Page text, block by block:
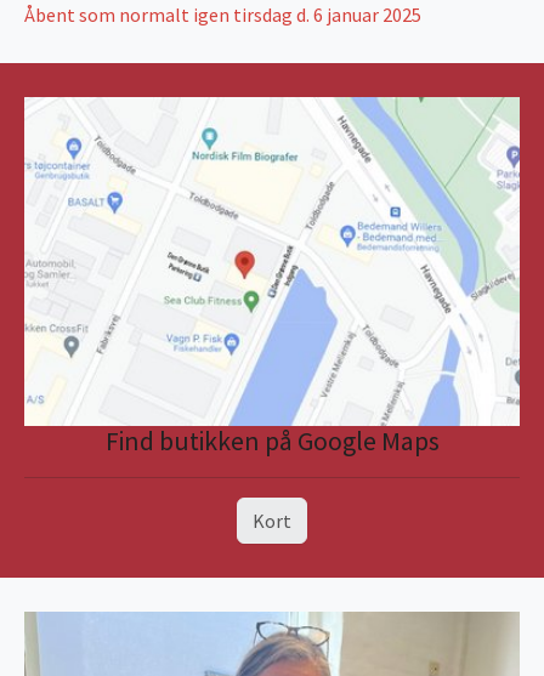
Åbent som normalt igen tirsdag d. 6 januar 2025
Find butikken på Google Maps
Kort